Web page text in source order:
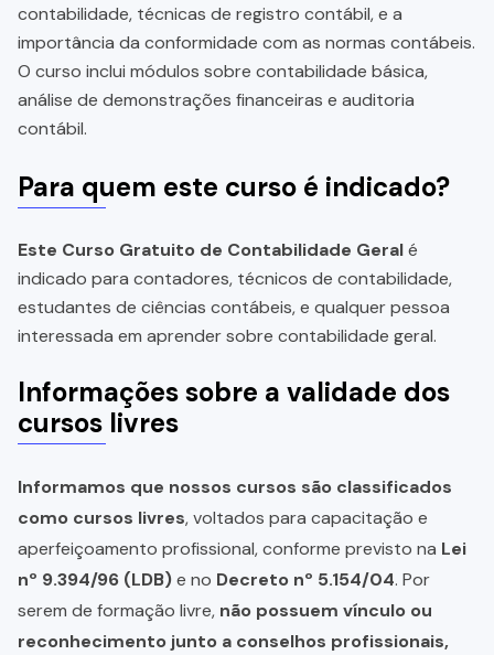
contabilidade, técnicas de registro contábil, e a
importância da conformidade com as normas contábeis.
O curso inclui módulos sobre contabilidade básica,
análise de demonstrações financeiras e auditoria
contábil.
Para quem este curso é indicado?
Este Curso Gratuito de Contabilidade Geralé
indicado para contadores, técnicos de contabilidade,
estudantes de ciências contábeis, e qualquer pessoa
interessada em aprender sobre contabilidade geral.
Informações sobre a validade dos
cursos livres
Informamos que nossos cursos são classificados
como cursos livres, voltados para capacitação e
aperfeiçoamento profissional, conforme previsto na Lei
nº 9.394/96 (LDB)e no Decreto nº 5.154/04. Por
serem de formação livre, não possuem vínculo ou
reconhecimento junto a conselhos profissionais,